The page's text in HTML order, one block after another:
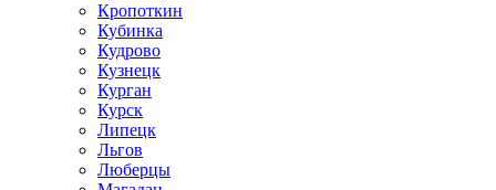
Кропоткин
Кубинка
Кудрово
Кузнецк
Курган
Курск
Липецк
Льгов
Люберцы